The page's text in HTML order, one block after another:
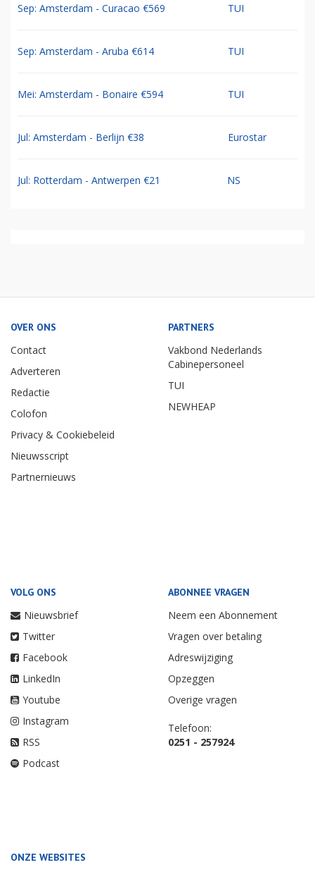
Sep: Amsterdam - Curacao €569 TUI
Sep: Amsterdam - Aruba €614 TUI
Mei: Amsterdam - Bonaire €594 TUI
Jul: Amsterdam - Berlijn €38 Eurostar
Jul: Rotterdam - Antwerpen €21 NS
OVER ONS
Contact
Adverteren
Redactie
Colofon
Privacy & Cookiebeleid
Nieuwsscript
Partnernieuws
PARTNERS
Vakbond Nederlands
Cabinepersoneel
TUI
NEWHEAP
VOLG ONS
Nieuwsbrief
Twitter
Facebook
LinkedIn
Youtube
Instagram
RSS
Podcast
ABONNEE VRAGEN
Neem een Abonnement
Vragen over betaling
Adreswijziging
Opzeggen
Overige vragen
Telefoon:
0251 - 257924
ONZE WEBSITES